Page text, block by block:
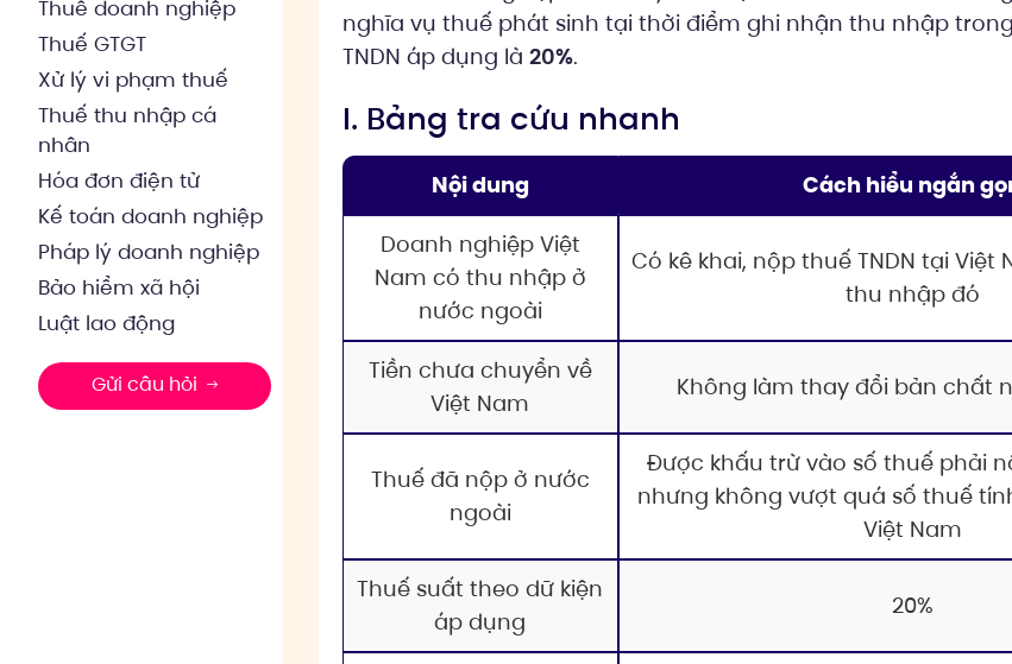
Thuế doanh nghiệp
Thuế GTGT
Xử lý vi phạm thuế
Thuế thu nhập cá
nhân
Hóa đơn điện tử
Kế toán doanh nghiệp
Pháp lý doanh nghiệp
Bảo hiểm xã hội
Luật lao động
Gửi câu hỏi
nghĩa vụ thuế phát sinh tại thời điểm ghi nhận thu nhập
TNDN áp dụng là 20%.
I. Bảng tra cứu nhanh
Nội dung
Cách hiểu ngắn
Doanh nghiệp Việt
Nam có thu nhập ở
nước ngoài
Có kê khai, nộp thuế TNDN tại Việt
thu nhập đó
Tiền chưa chuyển về
Việt Nam
Không làm thay đổi bản chất
Thuế đã nộp ở nước
ngoài
Được khấu trừ vào số thuế phải
nhưng không vượt quá số thuế
Việt Nam
Thuế suất theo dữ kiện
áp dụng
20%